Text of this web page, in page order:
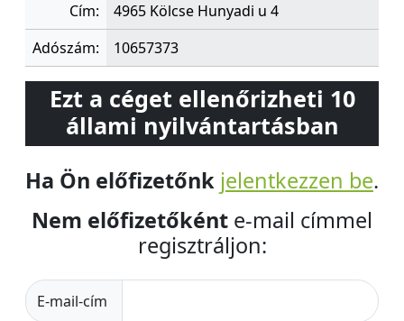
Cím:
4965 Kölcse Hunyadi u 4
Adószám:
10657373
Ezt a céget ellenőrizheti 10
állami nyilvántartásban
Ha Ön előfizetőnk jelentkezzen be.
Nem előfizetőként e-mail címmel
regisztráljon:
E-mail-cím